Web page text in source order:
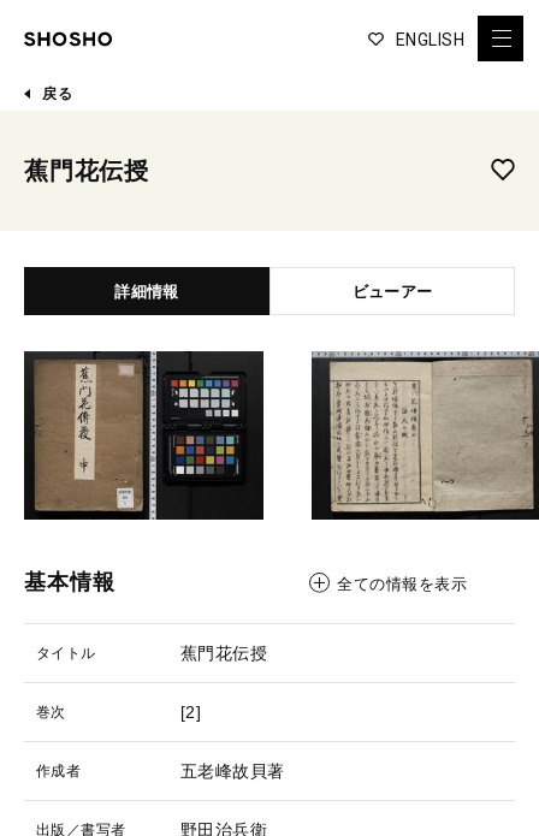
ENGLISH
戻る
蕉門花伝授
詳細情報 ビューアー
基本情報 全ての情報を表示
タイトル 蕉門花伝授
巻次 [2]
作成者 五老峰故貝著
出版／書写者 野田治兵衛